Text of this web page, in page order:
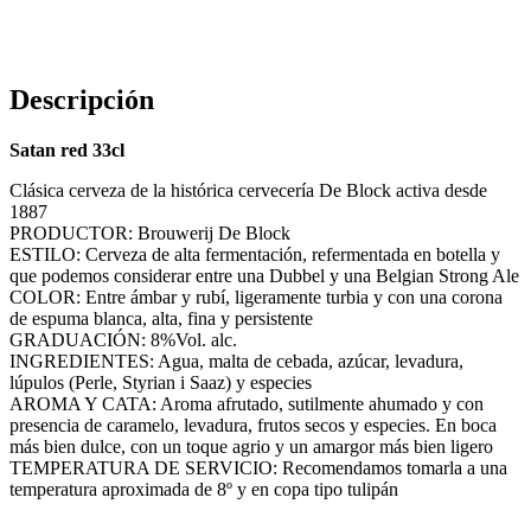
Descripción
Satan red 33cl
Clásica cerveza de la histórica cervecería De Block activa desde
1887
PRODUCTOR: Brouwerij De Block
ESTILO: Cerveza de alta fermentación, refermentada en botella y
que podemos considerar entre una Dubbel y una Belgian Strong Ale
COLOR: Entre ámbar y rubí, ligeramente turbia y con una corona
de espuma blanca, alta, fina y persistente
GRADUACIÓN: 8%Vol. alc.
INGREDIENTES: Agua, malta de cebada, azúcar, levadura,
lúpulos (Perle, Styrian i Saaz) y especies
AROMA Y CATA: Aroma afrutado, sutilmente ahumado y con
presencia de caramelo, levadura, frutos secos y especies. En boca
más bien dulce, con un toque agrio y un amargor más bien ligero
TEMPERATURA DE SERVICIO: Recomendamos tomarla a una
temperatura aproximada de 8º y en copa tipo tulipán